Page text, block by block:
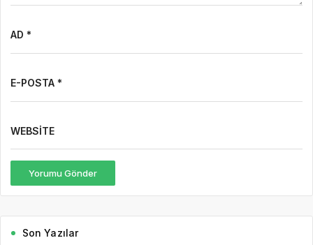
AD *
E-POSTA *
WEBSITE
Yorumu Gönder
Son Yazılar